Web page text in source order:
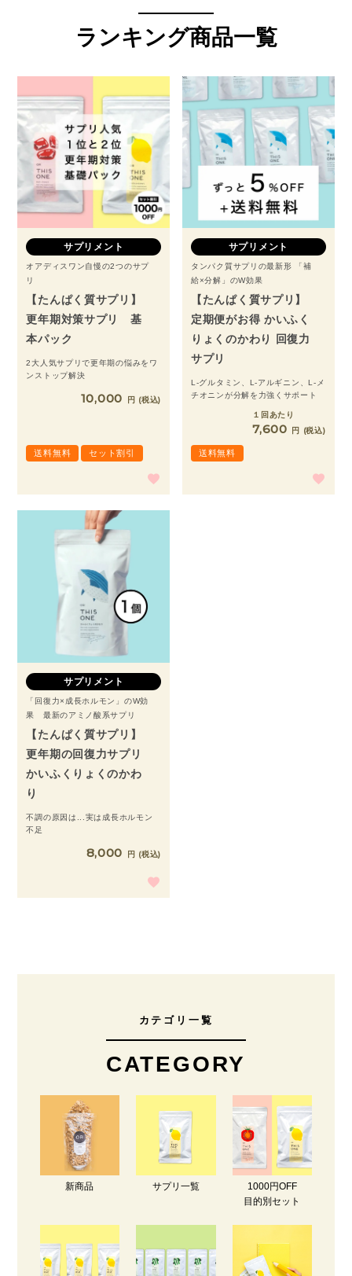
ランキング商品一覧
サプリメント
オアディスワン自慢の2つのサプ
リ
【たんぱく質サプリ】
更年期対策サプリ 基
本パック
2大人気サプリで更年期の悩みをワ
ンストップ解決
10,000 税込
送料無料 セット割引
サプリメント
タンパク質サプリの最新形 「補
給×分解」のW効果
【たんぱく質サプリ】
定期便がお得 かいふく
りょくのかわり 回復力
サプリ
L-グルタミン、L-アルギニン、L-メ
チオニンが分解を力強くサポート
１回あたり
7,600 税込
送料無料
サプリメント
「回復力×成長ホルモン」のW効
果 最新のアミノ酸系サプリ
【たんぱく質サプリ】
更年期の回復力サプリ
かいふくりょくのかわ
り
不調の原因は...実は成長ホルモン
不足
8,000 税込
カテゴリ一覧
CATEGORY
新商品 サプリ一覧
1000円OFF
目的別セット